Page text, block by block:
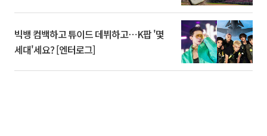
빅뱅 컴백하고 튜이드 데뷔하고⋯K팝 '몇
세대'세요? [엔터로그]